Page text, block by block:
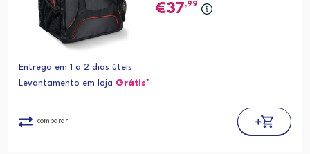
37,99
Entrega em 1 a 2 dias úteis
Levantamento em loja Grátis*
comparar